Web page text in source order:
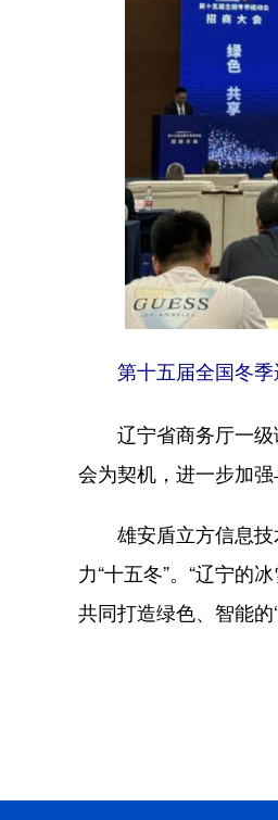
第十五届全国冬季
辽宁省商务厅一级
会为契机，进一步加
雄安盾立方信息技
力“十五冬”。“辽宁的
共同打造绿色、智能的